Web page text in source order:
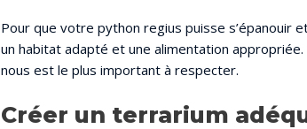
Pour que votre python regius puisse s’épanouir
un habitat adapté et une alimentation
nous est le plus important à respecter.
Créer un terrarium